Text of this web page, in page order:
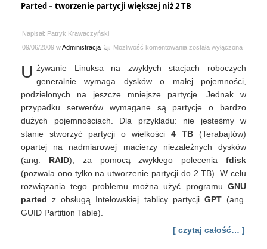
Parted – tworzenie partycji większej niż 2 TB
Napisał: Patryk Krawaczyński
09/06/2009 wAdministracja Możliwość komentowania Parted
tworzenie
partycji
niż
2
TB
została wyłączona
U żywanie Linuksa na zwykłych stacjach roboczych
generalnie wymaga dysków o małej pojemności,
podzielonych na jeszcze mniejsze partycje. Jednak w
przypadku serwerów wymagane są partycje o bardzo
dużych pojemnościach. Dla przykładu: nie jesteśmy w
stanie stworzyć partycji o wielkości 4 TB (Terabajtów)
opartej na nadmiarowej macierzy niezależnych dysków
(ang. RAID), za pomocą zwykłego poleceniafdisk
(pozwala ono tylko na utworzenie partycji do 2 TB). W celu
rozwiązania tego problemu można użyć programu GNU
parted z obsługą Intelowskiej tablicy partycji GPT(ang.
GUID Partition Table).
[ czytaj całość… ]